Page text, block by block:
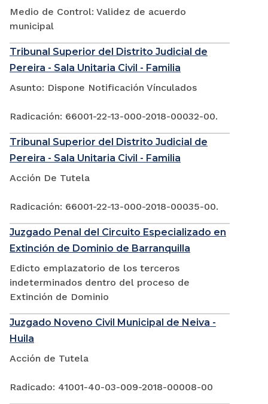
Medio de Control: Validez de acuerdo
municipal
Tribunal Superior del Distrito Judicial de
Pereira - Sala Unitaria Civil - Familia
Asunto: Dispone Notificación Vínculados
Radicación: 66001-22-13-000-2018-00032-00.
Tribunal Superior del Distrito Judicial de
Pereira - Sala Unitaria Civil - Familia
Acción De Tutela
Radicación: 66001-22-13-000-2018-00035-00.
Juzgado Penal del Circuito Especializado en
Extinción de Dominio de Barranquilla
Edicto emplazatorio de los terceros
indeterminados dentro del proceso de
Extinción de Dominio
Juzgado Noveno Civil Municipal de Neiva -
Huila
Acción de Tutela
Radicado: 41001-40-03-009-2018-00008-00